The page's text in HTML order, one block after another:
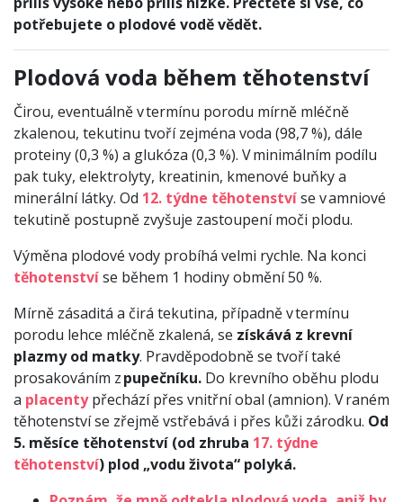
potřebujete o plodové vodě vědět.
Plodová voda během těhotenství
Čirou, eventuálně v termínu porodu mírně mléčně
zkalenou, tekutinu tvoří zejména voda (98,7 %), dále
proteiny (0,3 %) a glukóza (0,3 %). V minimálním podílu
pak tuky, elektrolyty, kreatinin, kmenové buňky a
minerální látky. Od 12. týdne těhotenstvíse v amniové
tekutině postupně zvyšuje zastoupení moči plodu.
Výměna plodové vody probíhá velmi rychle. Na konci
těhotenstvíse během 1 hodiny obmění 50 %.
Mírně zásaditá a čirá tekutina, případně v termínu
porodu lehce mléčně zkalená, se získává z krevní
plazmy od matky. Pravděpodobně se tvoří také
prosakováním zpupečníku. Do krevního oběhu plodu
a placentypřechází přes vnitřní obal (amnion). V raném
těhotenství se zřejmě vstřebává i přes kůži zárodku. Od
5. měsíce těhotenství (od zhruba 17. týdne
těhotenství) plod „vodu života“ polyká.